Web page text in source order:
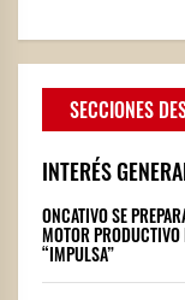
SECCIONES
INTERÉS
ONCATIVO SE
MOTOR
“IMPULSA”